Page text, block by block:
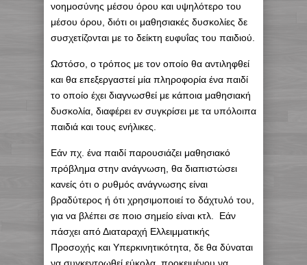
νοημοσύνης μέσου όρου και υψηλότερο του
μέσου όρου, διότι οι μαθησιακές δυσκολίες δε
συσχετίζονται με το δείκτη ευφυΐας του παιδιού.
Ωστόσο, ο τρόπος με τον οποίο θα αντιληφθεί
και θα επεξεργαστεί μία πληροφορία ένα παιδί
το οποίο έχει διαγνωσθεί με κάποια μαθησιακή
δυσκολία, διαφέρει εν συγκρίσει με τα υπόλοιπα
παιδιά και τους ενήλικες.
Εάν πχ. ένα παιδί παρουσιάζει μαθησιακό
πρόβλημα στην ανάγνωση, θα διαπιστώσει
κανείς ότι ο ρυθμός ανάγνωσης είναι
βραδύτερος ή ότι χρησιμοποιεί το δάχτυλό του,
για να βλέπει σε ποιο σημείο είναι κτλ. Εάν
πάσχει από Διαταραχή Ελλειμματικής
Προσοχής και Υπερκινητικότητα, δε θα δύναται